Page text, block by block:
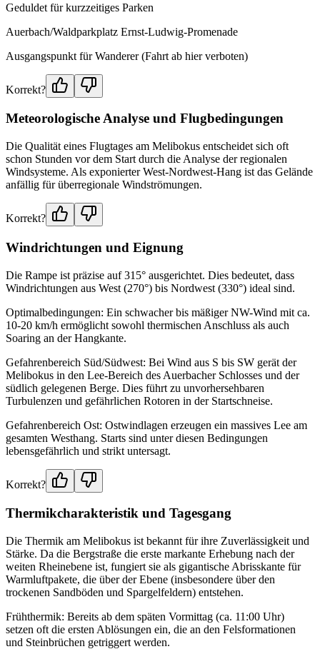
Geduldet für kurzzeitiges Parken
Auerbach/Waldparkplatz Ernst-Ludwig-Promenade
Ausgangspunkt für Wanderer (Fahrt ab hier verboten)
Korrekt?
Meteorologische Analyse und Flugbedingungen
Die Qualität eines Flugtages am Melibokus entscheidet sich oft
schon Stunden vor dem Start durch die Analyse der regionalen
Windsysteme. Als exponierter West-Nordwest-Hang ist das Gelände
anfällig für überregionale Windströmungen.
Korrekt?
Windrichtungen und Eignung
Die Rampe ist präzise auf 315° ausgerichtet. Dies bedeutet, dass
Windrichtungen aus West (270°) bis Nordwest (330°) ideal sind.
Optimalbedingungen: Ein schwacher bis mäßiger NW-Wind mit ca.
10-20 km/h ermöglicht sowohl thermischen Anschluss als auch
Soaring an der Hangkante.
Gefahrenbereich Süd/Südwest: Bei Wind aus S bis SW gerät der
Melibokus in den Lee-Bereich des Auerbacher Schlosses und der
südlich gelegenen Berge. Dies führt zu unvorhersehbaren
Turbulenzen und gefährlichen Rotoren in der Startschneise.
Gefahrenbereich Ost: Ostwindlagen erzeugen ein massives Lee am
gesamten Westhang. Starts sind unter diesen Bedingungen
lebensgefährlich und strikt untersagt.
Korrekt?
Thermikcharakteristik und Tagesgang
Die Thermik am Melibokus ist bekannt für ihre Zuverlässigkeit und
Stärke. Da die Bergstraße die erste markante Erhebung nach der
weiten Rheinebene ist, fungiert sie als gigantische Abrisskante für
Warmluftpakete, die über der Ebene (insbesondere über den
trockenen Sandböden und Spargelfeldern) entstehen.
Frühthermik: Bereits ab dem späten Vormittag (ca. 11:00 Uhr)
setzen oft die ersten Ablösungen ein, die an den Felsformationen
und Steinbrüchen getriggert werden.